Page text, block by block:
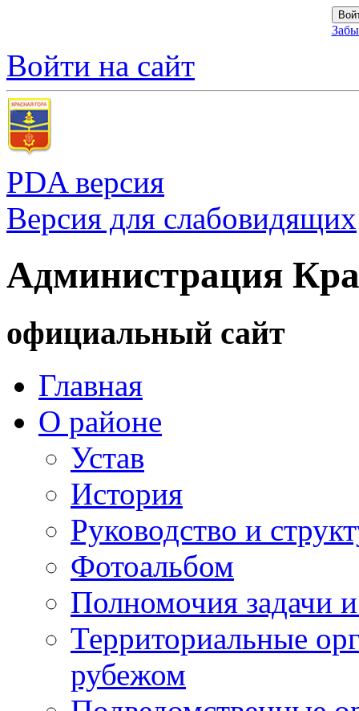
Войти на сайт
PDA версия
Версия для слабовидящих
Администрация
официальный сайт
Главная
О районе
Устав
История
Руководство и
Фотоальбом
Полномочия задачи
Территориальные
рубежом